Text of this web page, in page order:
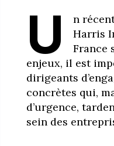
U
n
Harris
France
enjeux, il est
dirigeants
concrètes qui,
d’urgence,
sein des